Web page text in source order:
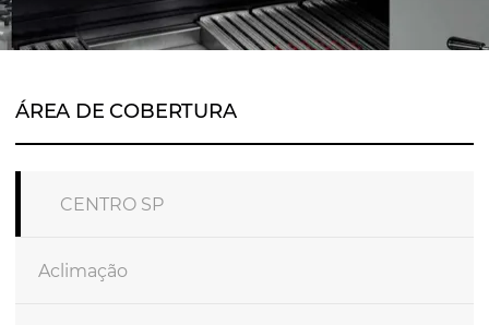
ÁREA DE COBERTURA
CENTRO SP
Aclimação